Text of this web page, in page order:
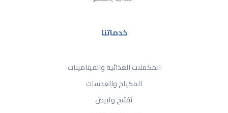
خدماتنا
المكملات الغذائية والفيتامينات
المكياج والعدسات
تفتيح وتبيض